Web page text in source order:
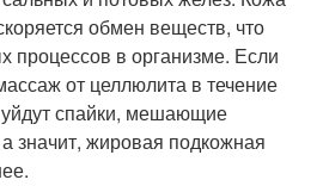
обмен веществ, что
процессов в организме. Если
от целлюлита в течение
спайки, мешающие
значит, жировая подкожная